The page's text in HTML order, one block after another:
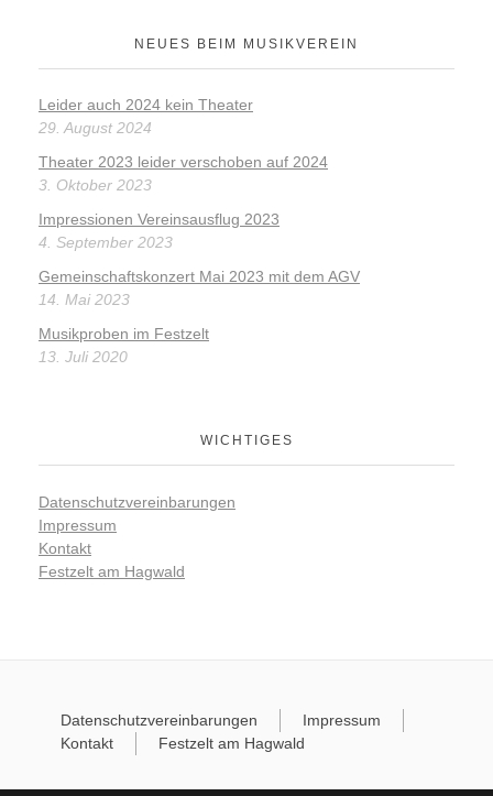
NEUES BEIM MUSIKVEREIN
Leider auch 2024 kein Theater
29. August 2024
Theater 2023 leider verschoben auf 2024
3. Oktober 2023
Impressionen Vereinsausflug 2023
4. September 2023
Gemeinschaftskonzert Mai 2023 mit dem AGV
14. Mai 2023
Musikproben im Festzelt
13. Juli 2020
WICHTIGES
Datenschutzvereinbarungen
Impressum
Kontakt
Festzelt am Hagwald
Datenschutzvereinbarungen
Impressum
Kontakt
Festzelt am Hagwald